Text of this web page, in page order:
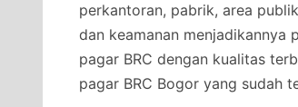
perkantoran, pabrik, area
dan keamanan menjadikannya
pagar BRC dengan kualitas
pagar BRC Bogor yang sudah